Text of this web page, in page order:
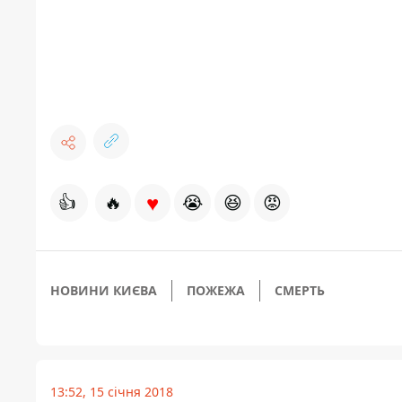
👍 🔥 ♥ 😭 😆 😡
НОВИНИ КИЄВА ПОЖЕЖА СМЕРТЬ
13:52, 15 січня 2018